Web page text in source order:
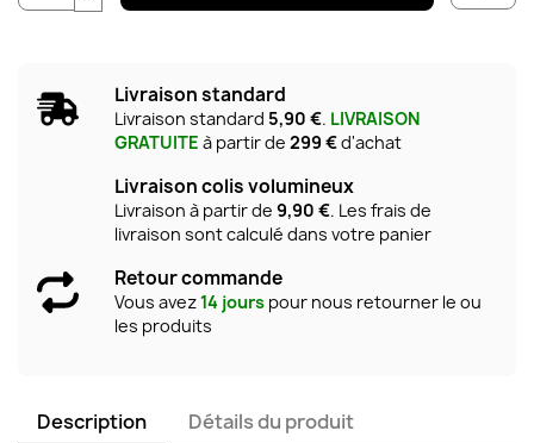
Livraison standard
Livraison standard 5,90 €. LIVRAISON
GRATUITE à partir de 299 €d'achat
Livraison colis volumineux
Livraison à partir de 9,90 €. Les frais de
livraison sont calculé dans votre panier
Retour commande
Vous avez14 jours pour nous retourner le ou
les produits
Description Détails du produit